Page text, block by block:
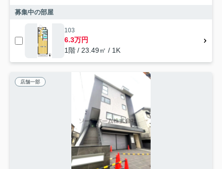
募集中の部屋
103
6.3万円
1階 / 23.49㎡ / 1K
店舗一部